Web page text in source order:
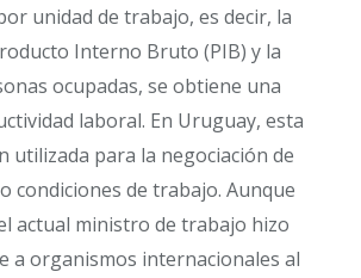
unidad de trabajo, es decir, la
Interno Bruto (PIB) y la
ocupadas, se obtiene una
laboral. En Uruguay, esta
utilizada para la negociación de
condiciones de trabajo. Aunque
actual ministro de trabajo hizo
a organismos internacionales al